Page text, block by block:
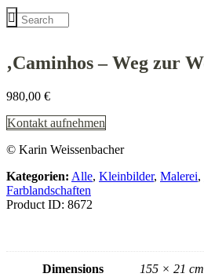
‚Caminhos – Weg zur
980,00 €
Kontakt aufnehmen
© Karin Weissenbacher
Kategorien: Alle, Kleinbilder, Malerei,
Farblandschaften
Product ID: 8672
Dimensions 155 × 21 cm